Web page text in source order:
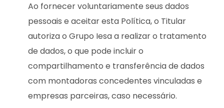
Ao fornecer voluntariamente seus dados
pessoais e aceitar esta Política, o Titular
autoriza o Grupo Iesa a realizar o tratamento
de dados, o que pode incluir o
compartilhamento e transferência de dados
com montadoras concedentes vinculadas e
empresas parceiras, caso necessário.